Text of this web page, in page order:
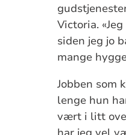
Victoria.
siden jeg jo
mange
Jobben som
lenge hun
vært i litt